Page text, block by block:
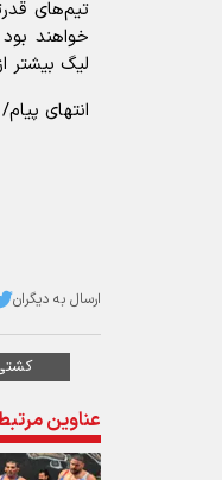
خواهند
لیگ بیشتر
انتهای پیام/
ارسال به دیگران
عناوین